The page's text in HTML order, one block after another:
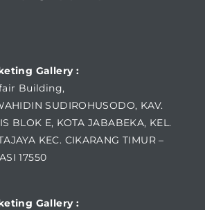
Gallery :
Building,
SUDIROHUSODO, KAV.
BLOK E, KOTA JABABEKA, KEL.
KEC. CIKARANG TIMUR –
17550
Gallery :